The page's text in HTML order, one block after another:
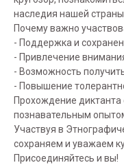
наследия нашей страны.
Почему важно
- Поддержка и
- Привлечение
- Возможность
- Повышение
Прохождение диктанта
познавательным
Участвуя в
сохраняем и уважаем
Присоединяйтесь и вы!